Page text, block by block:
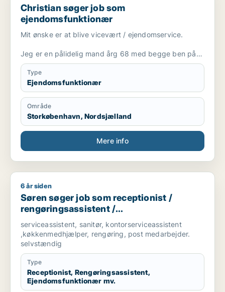
Christian søger job som
ejendomsfunktionær
Mit ønske er at blive vicevært / ejendomservice.
Jeg er en pålidelig mand årg 68 med begge ben på
jorden, rolig og kan tage noget for hånden.
Type
Ejendomsfunktionær
Område
Storkøbenhavn, Nordsjælland
Mere info
Søren søger job som receptionist / rengøringsassistent /
6 år siden
Søren søger job som receptionist /
rengøringsassistent /
ejendomsfunktionær / bud /
køkkenmedarbejder
serviceassistent, sanitør, kontorserviceassistent
,køkkenmedhjælper, rengøring, post medarbejder.
selvstændig
Type
Receptionist, Rengøringsassistent,
Ejendomsfunktionær mv.